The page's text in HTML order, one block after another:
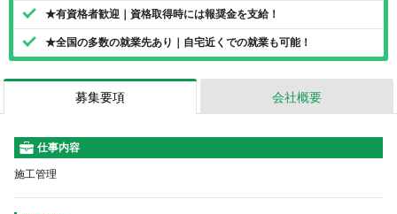
・1級管工事施工管理技士
・1級電気工事施工管理技士
・2級電気工事施工管理技士
★有資格者歓迎｜資格取得時には報奨金を支給！
★全国の多数の就業先あり｜自宅近くでの就業も可能！
募集要項 会社概要
仕事内容
施工管理